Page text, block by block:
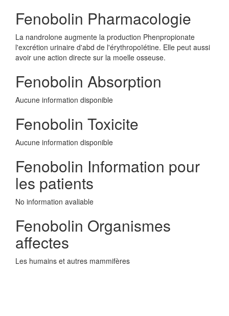
Fenobolin Pharmacologie
La nandrolone augmente la production Phenpropionate
l'excrétion urinaire d'abd de l'érythropoïétine. Elle peut aussi
avoir une action directe sur la moelle osseuse.
Fenobolin Absorption
Aucune information disponible
Fenobolin Toxicite
Aucune information disponible
Fenobolin Information pour
les patients
No information avaliable
Fenobolin Organismes
affectes
Les humains et autres mammifères